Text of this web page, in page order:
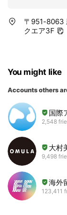
〒951-8063
クエア3F
You might like
Accounts others
国際
2,548
大村
9,498
海外
123,411